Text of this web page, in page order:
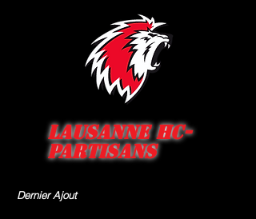
Lausanne HC-
Partisans
Dernier Ajout